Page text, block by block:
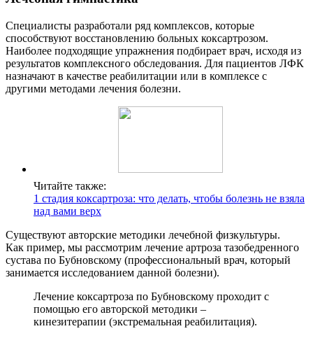
Специалисты разработали ряд комплексов, которые
способствуют восстановлению больных коксартрозом.
Наиболее подходящие упражнения подбирает врач, исходя из
результатов комплексного обследования. Для пациентов ЛФК
назначают в качестве реабилитации или в комплексе с
другими методами лечения болезни.
Читайте также:
1 стадия коксартроза: что делать, чтобы болезнь не взяла
над вами верх
Существуют авторские методики лечебной физкультуры.
Как пример, мы рассмотрим лечение артроза тазобедренного
сустава по Бубновскому (профессиональный врач, который
занимается исследованием данной болезни).
Лечение коксартроза по Бубновскому проходит с
помощью его авторской методики –
кинезитерапии (экстремальная реабилитация).